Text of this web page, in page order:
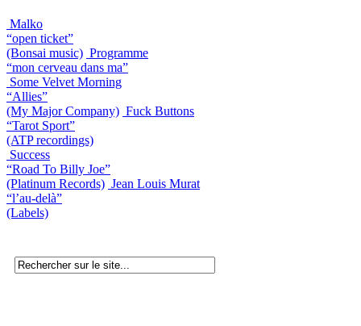
Malko
“open ticket”
(Bonsai music) Programme
“mon cerveau dans ma”
Some Velvet Morning
“Allies”
(My Major Company) Fuck Buttons
“Tarot Sport”
(ATP recordings)
Success
“Road To Billy Joe”
(Platinum Records) Jean Louis Murat
“l’au-delà”
(Labels)